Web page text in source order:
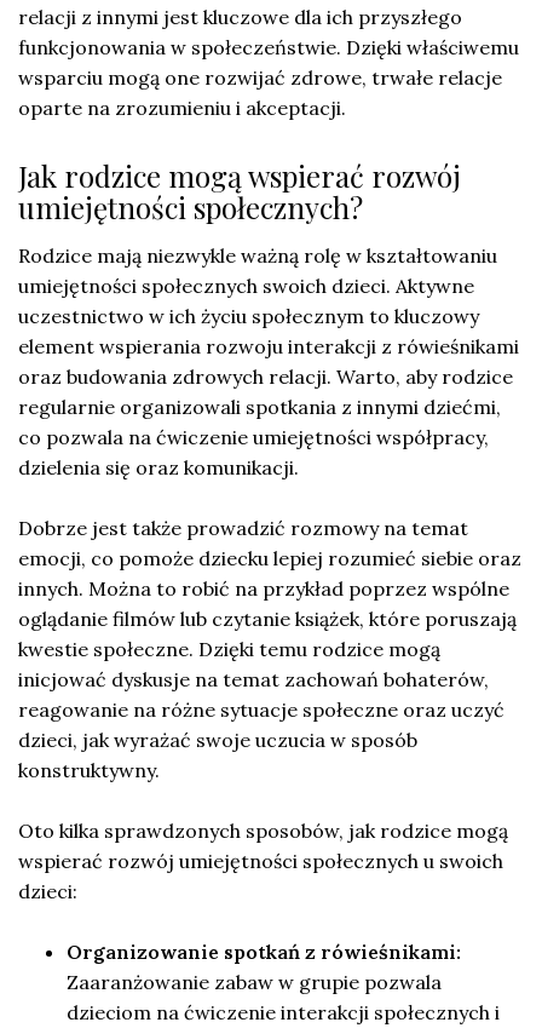
relacji z innymi jest kluczowe dla ich przyszłego
funkcjonowania w społeczeństwie. Dzięki właściwemu
wsparciu mogą one rozwijać zdrowe, trwałe relacje
oparte na zrozumieniu i akceptacji.
Jak rodzice mogą wspierać rozwój
umiejętności społecznych?
Rodzice mają niezwykle ważną rolę w kształtowaniu
umiejętności społecznych swoich dzieci. Aktywne
uczestnictwo w ich życiu społecznym to kluczowy
element wspierania rozwoju interakcji z rówieśnikami
oraz budowania zdrowych relacji. Warto, aby rodzice
regularnie organizowali spotkania z innymi dziećmi,
co pozwala na ćwiczenie umiejętności współpracy,
dzielenia się oraz komunikacji.
Dobrze jest także prowadzić rozmowy na temat
emocji, co pomoże dziecku lepiej rozumieć siebie oraz
innych. Można to robić na przykład poprzez wspólne
oglądanie filmów lub czytanie książek, które poruszają
kwestie społeczne. Dzięki temu rodzice mogą
inicjować dyskusje na temat zachowań bohaterów,
reagowanie na różne sytuacje społeczne oraz uczyć
dzieci, jak wyrażać swoje uczucia w sposób
konstruktywny.
Oto kilka sprawdzonych sposobów, jak rodzice mogą
wspierać rozwój umiejętności społecznych u swoich
dzieci:
Organizowanie spotkań z rówieśnikami:
Zaaranżowanie zabaw w grupie pozwala
dzieciom na ćwiczenie interakcji społecznych i